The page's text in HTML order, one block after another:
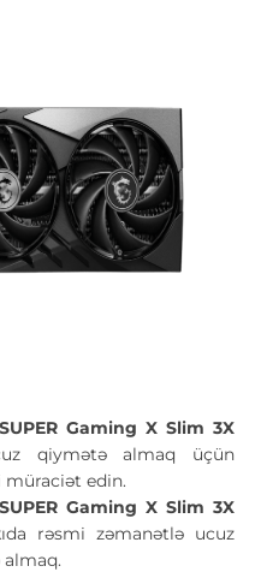
Gaming X Slim 3X
qiymətə almaq üçün
edin.
Gaming X Slim 3X
rəsmi zəmanətlə ucuz